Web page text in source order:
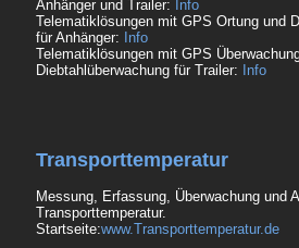
Anhänger und Trailer: Info
Telematiklösungen mit GPS Ortung und
für Anhänger: Info
Telematiklösungen mit GPS
Diebtahlüberwachung für Trailer: Info
Transporttemperatur
Messung, Erfassung, Überwachung und
Transporttemperatur.
Startseite:www.Transporttemperatur.de